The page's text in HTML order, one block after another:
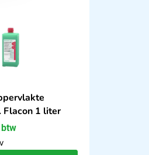
Flacon 1 liter